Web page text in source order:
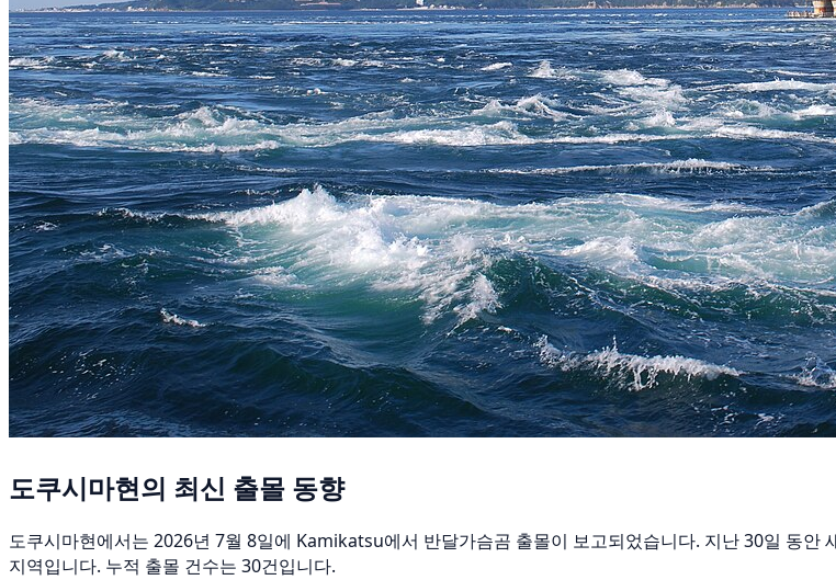
도쿠시마현의 최신 출몰 동향
도쿠시마현에서는 2026년 7월 8일에 Kamikatsu에서 반달가슴곰 출몰이 보고되었습니다. 지난 30일 동
지역입니다. 누적 출몰 건수는 30건입니다.